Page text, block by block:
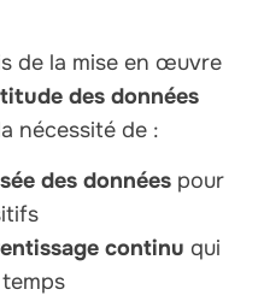
de la mise en œuvre
des données
nécessité de :
des données pour
continu qui